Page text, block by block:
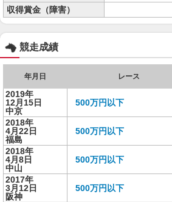
収得賞金（障害）
競走成績
年月日 レース
2019年
12月15日
中京
500万円以下
2018年
4月22日
福島
500万円以下
2018年
4月8日
中山
500万円以下
2017年
3月12日
阪神
500万円以下